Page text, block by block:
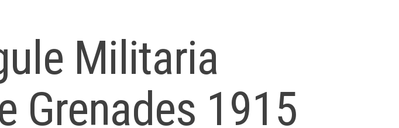
Militaria
Grenades 1915